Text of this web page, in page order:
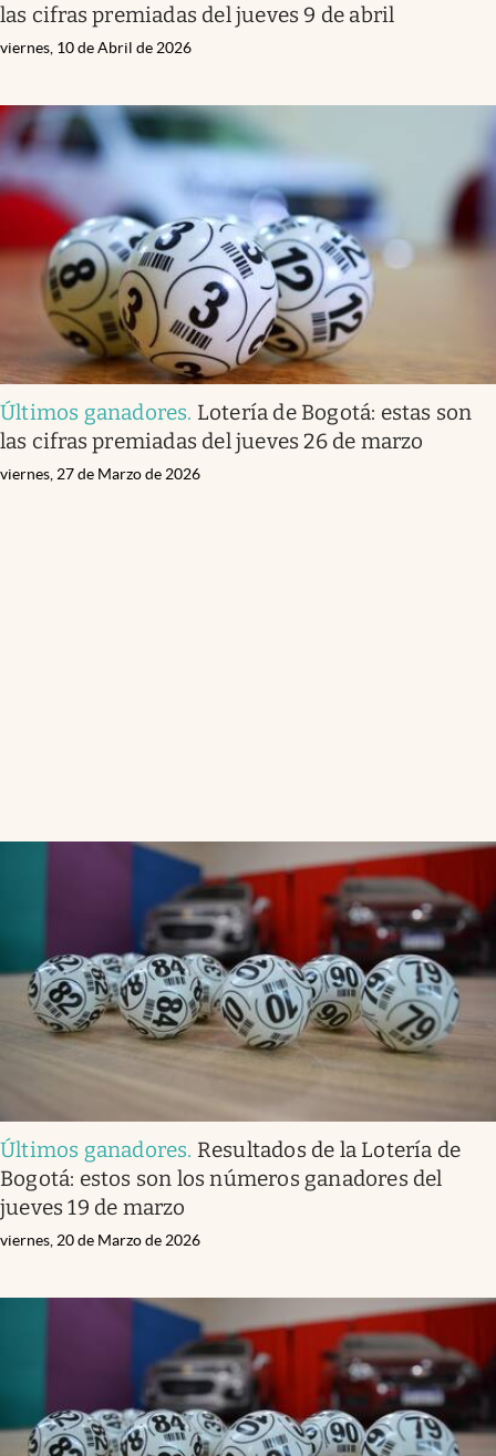
las cifras premiadas del jueves 9 de abril
viernes, 10 de Abril de 2026
Últimos ganadores. Lotería de Bogotá: estas son
las cifras premiadas del jueves 26 de marzo
viernes, 27 de Marzo de 2026
Últimos ganadores. Resultados de la Lotería de
Bogotá: estos son los números ganadores del
jueves 19 de marzo
viernes, 20 de Marzo de 2026